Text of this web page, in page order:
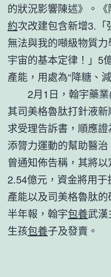
的狀況影響陳述》。
約次改建包含新增3.
無法與我的噸級物質
宇宙的基本定律！」5
產能，用處為“降糖、
2月1日，翰宇藥
其司美格魯肽打針液
求受理告訴書，順應
添膂力運動的幫助醫
曾通知佈告稱，其將
2.54億元，資金將用
產能以及司美格魯肽
半年報，翰宇包養武
生孩包養子及發賣。